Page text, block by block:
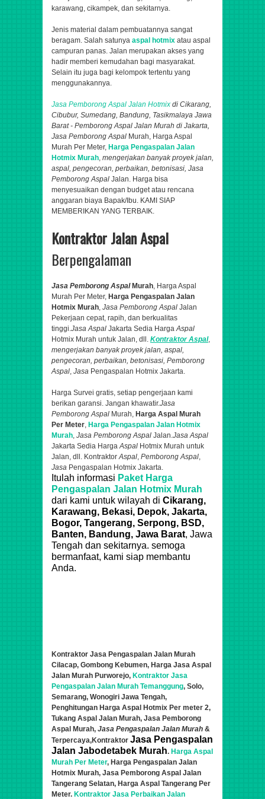
karawang, cikampek, dan sekitarnya.
Jenis material dalam pembuatannya sangat
beragam. Salah satunya aspal hotmix atau aspal
campuran panas. Jalan merupakan akses yang
hadir memberi kemudahan bagi masyarakat.
Selain itu juga bagi kelompok tertentu yang
menggunakannya.
Jasa Pemborong Aspal Jalan Hotmix di Cikarang,
Cibubur, Sumedang, Bandung​, Tasikmalaya Jawa
Barat - Pemborong Aspal Jalan Murah di Jakarta,
Jasa Pemborong Aspal Murah, Harga Aspal
Murah Per Meter, Harga Pengaspalan Jalan
Hotmix Murah, mengerjakan banyak proyek jalan,
aspal, pengecoran, perbaikan, betonisasi, Jasa
Pemborong Aspal Jalan. Harga bisa
menyesuaikan dengan budget atau rencana
anggaran biaya Bapak/Ibu. KAMI SIAP
MEMBERIKAN YANG TERBAIK.
Kontraktor Jalan Aspal
Berpengalaman
Jasa Pemborong AspalMurah, Harga Aspal
Murah Per Meter, Harga Pengaspalan Jalan
Hotmix Murah, Jasa Pemborong Aspal Jalan
Pekerjaan cepat, rapih, dan berkualitas
tinggi.Jasa Aspal Jakarta Sedia HargaAspal
Hotmix Murah untuk Jalan, dll. KontraktorAspal,
mengerjakan banyak proyek jalan, aspal,
pengecoran, perbaikan, betonisasi, Pemborong
Aspal, Jasa Pengaspalan Hotmix Jakarta.
Harga Survei gratis, setiap pengerjaan kami
berikan garansi. Jangan khawatir.Jasa
Pemborong Aspal Murah, Harga Aspal Murah
Per Meter, Harga Pengaspalan Jalan Hotmix
Murah, Jasa Pemborong Aspal Jalan.Jasa Aspal
Jakarta Sedia HargaAspal Hotmix Murah untuk
Jalan, dll. KontraktorAspal, Pemborong Aspal,
Jasa Pengaspalan Hotmix Jakarta.
Itulah informasi Paket Harga
Pengaspalan Jalan Hotmix Murah
dari kami untuk wilayah di Cikarang,
Karawang, Bekasi, Depok, Jakarta,
Bogor, Tangerang, Serpong, BSD,
Banten, Bandung, Jawa Barat, Jawa
Tengah dan sekitarnya. semoga
bermanfaat, kami siap membantu
Anda.
Kontraktor Jasa Pengaspalan Jalan Murah
Cilacap, Gombong Kebumen, Harga Jasa Aspal
Jalan Murah Purworejo, Kontraktor Jasa
Pengaspalan Jalan Murah Temanggung, Solo,
Semarang, Wonogiri Jawa Tengah,
Penghitungan Harga Aspal Hotmix Per meter 2,
Tukang Aspal Jalan Murah, Jasa Pemborong
Aspal Murah, Jasa Pengaspalan Jalan Murah &
Terpercaya,Kontraktor Jasa Pengaspalan
Jalan Jabodetabek Murah. Harga Aspal
Murah Per Meter, Harga Pengaspalan Jalan
Hotmix Murah, Jasa Pemborong Aspal Jalan
Tangerang Selatan, Harga Aspal Tangerang Per
Meter. Kontraktor Jasa Perbaikan Jalan